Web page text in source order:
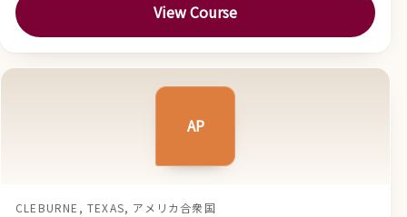
View Course
AP
CLEBURNE, TEXAS, アメリカ合衆国